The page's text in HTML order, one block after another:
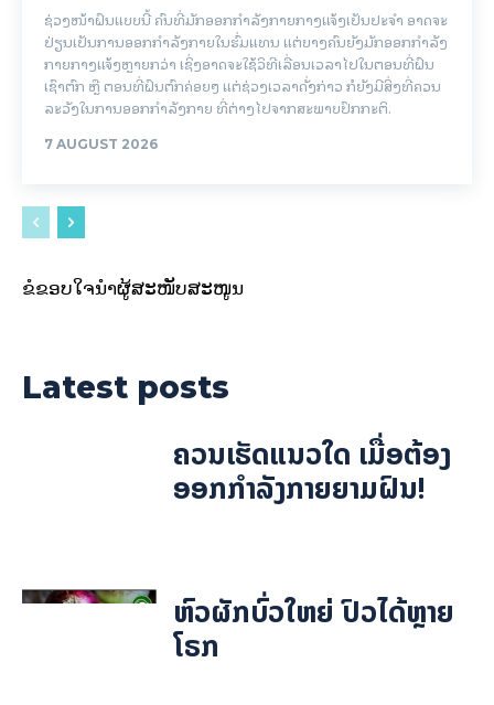
ຊ່ວງໜ້າຝົນແບບນີ້ ຄົນທີ່ມັກອອກກຳລັງກາຍກາງແຈ້ງເປັນປະຈຳ ອາດຈະ
ປ່ຽນເປັນການອອກກຳລັງກາຍໃນຮົ່ມແທນ ແຕ່ບາງຄົນຍັງມັກອອກກຳລັງ
ກາຍກາງແຈ້ງຫຼາຍກວ່າ ເຊິ່ງອາດຈະໃຊ້ວິທີເລື່ອນເວລາໄປໃນຕອນທີ່ຝົນ
ເຊົາຕົກ ຫຼື ຕອນທີ່ຝົນຕົກຄ່ອຍໆ ແຕ່ຊ່ວງເວລາດັ່ງກ່າວ ກໍຍັງມີສິ່ງທີ່ຄວນ
ລະວັງໃນການອອກກຳລັງກາຍ ທີ່ຕ່າງໄປຈາກສະພາບປົກກະຕິ.
7 AUGUST 2026
ຂໍຂອບໃຈນຳຜູ້ສະໜັບສະໜູນ
Latest posts
ຄວນເຮັດແນວໃດ ເມື່ອຕ້ອງ
ອອກກຳລັງກາຍຍາມຝົນ!
ຫົວຜັກບົ່ວໃຫຍ່ ປົວໄດ້ຫຼາຍ
ໂຣກ